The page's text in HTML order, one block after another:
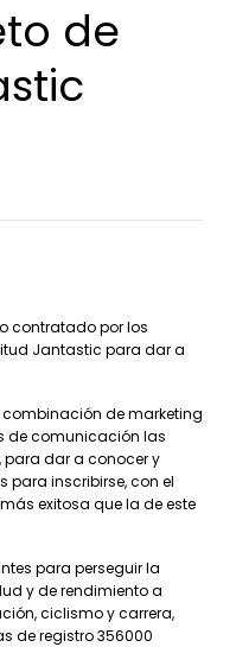
de
contratado por los
Jantastic para dar a
de marketing
de comunicación las
dar a conocer y
para inscribirse, con el
exitosa que la de este
para perseguir la
y de rendimiento a
ciclismo y carrera,
de registro 356000